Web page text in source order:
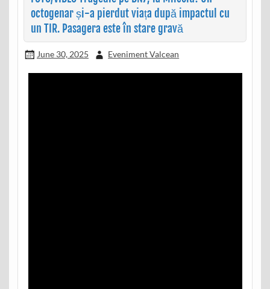
octogenar și-a pierdut viața după impactul cu
un TIR. Pasagera este în stare gravă
June 30, 2025 Eveniment Valcean